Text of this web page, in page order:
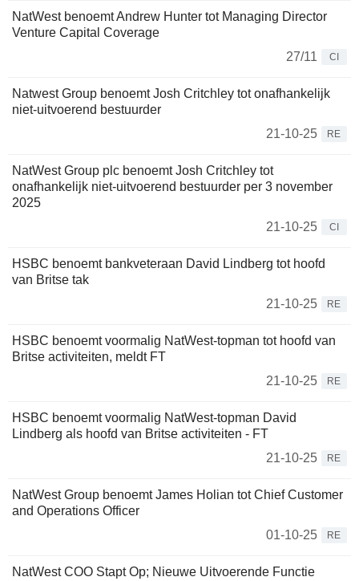
NatWest benoemt Andrew Hunter tot Managing Director
Venture Capital Coverage
27/11
CI
Natwest Group benoemt Josh Critchley tot onafhankelijk
niet-uitvoerend bestuurder
21-10-25
RE
NatWest Group plc benoemt Josh Critchley tot
onafhankelijk niet-uitvoerend bestuurder per 3 november
2025
21-10-25
CI
HSBC benoemt bankveteraan David Lindberg tot hoofd
van Britse tak
21-10-25
RE
HSBC benoemt voormalig NatWest-topman tot hoofd van
Britse activiteiten, meldt FT
21-10-25
RE
HSBC benoemt voormalig NatWest-topman David
Lindberg als hoofd van Britse activiteiten - FT
21-10-25
RE
NatWest Group benoemt James Holian tot Chief Customer
and Operations Officer
01-10-25
RE
NatWest COO Stapt Op; Nieuwe Uitvoerende Functie